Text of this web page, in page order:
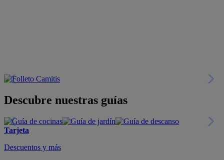
Descubre nuestras guías
Tarjeta
Descuentos y más